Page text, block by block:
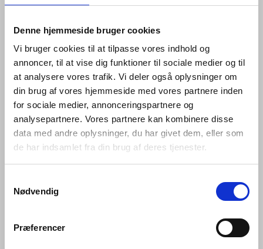
Denne hjemmeside bruger cookies
Vi bruger cookies til at tilpasse vores indhold og
annoncer, til at vise dig funktioner til sociale medier og til
at analysere vores trafik. Vi deler også oplysninger om
din brug af vores hjemmeside med vores partnere inden
for sociale medier, annonceringspartnere og
analysepartnere. Vores partnere kan kombinere disse
data med andre oplysninger, du har givet dem, eller som
de har indsamlet fra din brug af deres tjenester.
Nødvendig
Præferencer
glidende bevægelser når der åbnes for vandet,
indbyggede armaturer peger pinden på grebet nedad,
hvilket gør det lettere at betjene armaturet. Hertil er
tuden på vandhanerne designet i en nedadgående
position, for at sikre, at vand ikke løber ind i hanen og
forårsager blokeringer eller opbygning af kalk.
Til sortimentet forefindes et udvalg af bundventiler og
vandlåse, der både matcher i finish og behov.
Produkterne er dækket af en 20 års garanti, hvilket
også underbygger kvaliteten i håndværket. Qtoo
kollektionens udvalg af armaturer og bundventiler er
med børstet og poleret finish.
Justerbar længde 100-350mm